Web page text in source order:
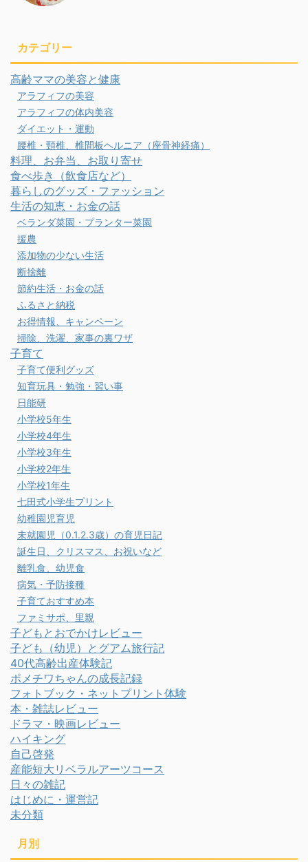
カテゴリー
高齢ママの美容と健康
アラフィフの美容
アラフィフの体内美容
ダイエット・運動
腰椎・頸椎、椎間板ヘルニア（座骨神経痛）
料理、お弁当、お取り寄せ
食べ歩き（飲食店など）
暮らしのグッズ・ファッション
生活の知恵・お金の話
ベランダ菜園・プランター菜園
援農
添加物の少ない生活
断捨離
節約生活・お金の話
ふるさと納税
お得情報、キャンペーン
掃除、洗濯、家事の裏ワザ
子育て
子育て便利グッズ
知育玩具・勉強・習い事
日能研
小学校5年生
小学校4年生
小学校3年生
小学校2年生
小学校1年生
七田式小学生プリント
幼稚園児育児
未就園児（0.1.2.3歳）の育児日記
誕生日、クリスマス、お祝いなど
離乳食、幼児食
病気・予防接種
子育ておすすめ本
ファミサポ、里親
子どもとおでかけレビュー
子ども（幼児）とグアム旅行記
40代高齢出産体験記
ポメチワちゃんの成長記録
フォトブック・ネットプリント体験
本・雑誌レビュー
ドラマ・映画レビュー
ハイキング
自己啓発
産能短大リベラルアーツコース
日々の雑記
はじめに・運営記
未分類
月別